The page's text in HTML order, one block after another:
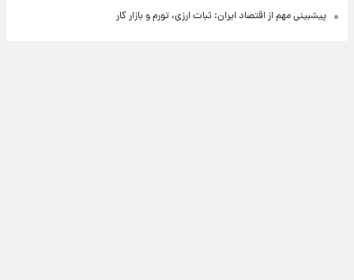
پیشبینی مهم از اقتصاد ایران: ثبات ارزی، تورم و بازار کار